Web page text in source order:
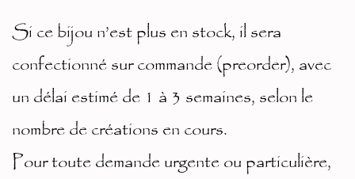
Si ce bijou n’est plus en stock, il sera
confectionné sur commande (preorder), avec
un délai estimé de 1 à 3 semaines, selon le
nombre de créations en cours.
Pour toute demande urgente ou particulière,